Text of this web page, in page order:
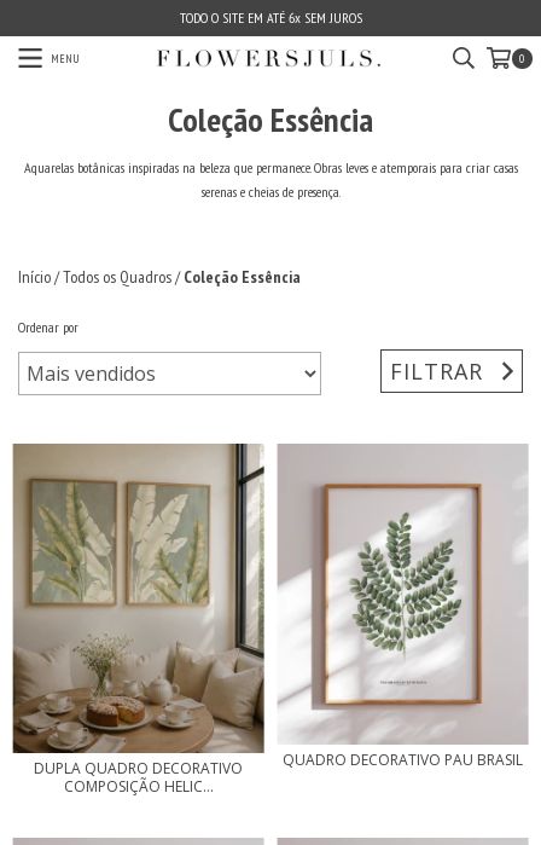
TODO O SITE EM ATÉ 6x SEM JUROS
MENU 0
Coleção Essência
Aquarelas botânicas inspiradas na beleza que permanece. Obras leves e atemporais para criar casas
serenas e cheias de presença.
Início/Todos os Quadros/ Coleção Essência
Ordenar por
FILTRAR
DUPLA QUADRO DECORATIVO
COMPOSIÇÃO HELIC...
QUADRO DECORATIVO PAU BRASIL